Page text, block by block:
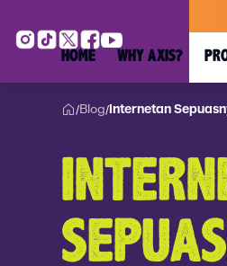
HOME WHY AXIS?
/Blog/Internetan